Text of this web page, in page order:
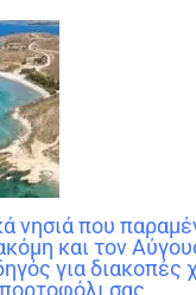
νησιά που
και τον
για διακοπές
σας